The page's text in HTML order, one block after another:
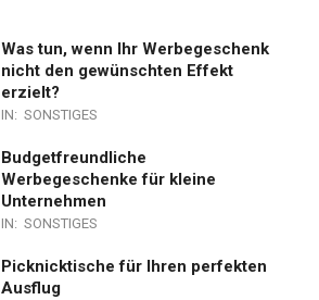
Was tun, wenn Ihr Werbegeschenk
nicht den gewünschten Effekt
erzielt?
IN: SONSTIGES
Budgetfreundliche
Werbegeschenke für kleine
Unternehmen
IN: SONSTIGES
Picknicktische für Ihren perfekten
Ausflug